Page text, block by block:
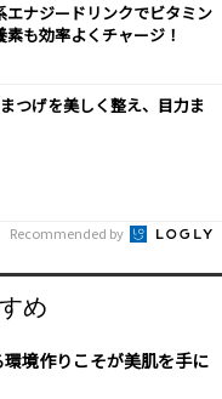
エナジードリンクでビタミン
素も効率よくチャージ！
つげを美しく整え、目力ま
Recommended by
め
境作りこそが美肌を手に